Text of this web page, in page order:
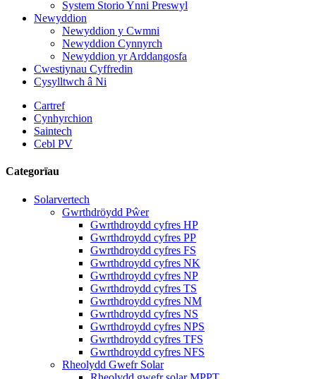
System Storio Ynni Preswyl
Newyddion
Newyddion y Cwmni
Newyddion Cynnyrch
Newyddion yr Arddangosfa
Cwestiynau Cyffredin
Cysylltwch â Ni
Cartref
Cynhyrchion
Saintech
Cebl PV
Categorïau
Solarvertech
Gwrthdröydd Pŵer
Gwrthdroydd cyfres HP
Gwrthdroydd cyfres PP
Gwrthdroydd cyfres FS
Gwrthdroydd cyfres NK
Gwrthdroydd cyfres NP
Gwrthdroydd cyfres TS
Gwrthdroydd cyfres NM
Gwrthdroydd cyfres NS
Gwrthdroydd cyfres NPS
Gwrthdroydd cyfres TFS
Gwrthdroydd cyfres NFS
Rheolydd Gwefr Solar